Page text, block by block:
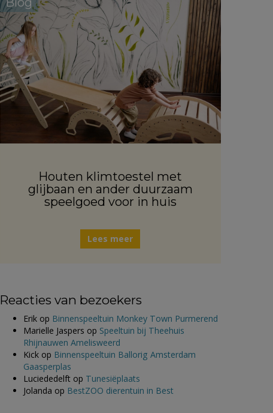
Houten klimtoestel met
glijbaan en ander duurzaam
speelgoed voor in huis
Lees meer
Reacties van bezoekers
Erik op Binnenspeeltuin Monkey Town Purmerend
Marielle Jaspers op Speeltuin bij Theehuis
Rhijnauwen Amelisweerd
Kick op Binnenspeeltuin Ballorig Amsterdam
Gaasperplas
Luciededelft op Tunesiëplaats
Jolanda op BestZOO dierentuin in Best